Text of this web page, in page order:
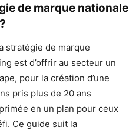
de marque nationale
stratégie de marque
est d’offrir au secteur un
pour la création d’une
pris plus de 20 ans
en un plan pour ceux
Ce guide suit la